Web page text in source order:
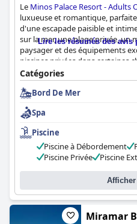
Le Minos Palace Resort - Adults
luxueuse et romantique,
d'une escapade paisible et
sur la mer, une plage privée, un
paysager et des équipements
piscines privées dans certaines
de l'atmosphère de l'hôtel, de
accommodant et de ses
sont partagés sur la qualité du
clients apprécient le confort
l'emplacement. Le fait que
une destination idéale pour les
escapade tranquille. Dans
Adults Onlyest un hôtel
un lieu de rêve pour des
Lire les résumés des avis
Catégories
Bord De Mer
Spa
Piscine
Piscine à Débordement
Piscine Privée
Piscine
Miramar